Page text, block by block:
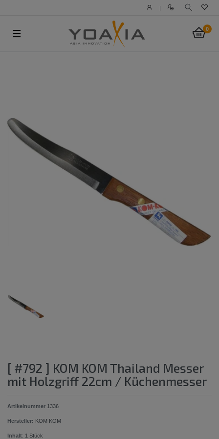
|
0
☰
[ #792 ] KOM KOM Thailand Messer
mit Holzgriff 22cm / Küchenmesser
Artikelnummer 1336
Hersteller: KOM KOM
Inhalt: 1 Stück